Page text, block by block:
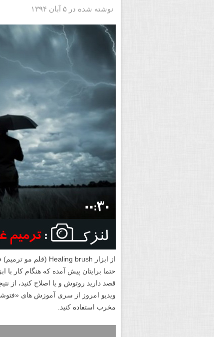
نوشته شده در ۵ آبان ۱۳۹۴
قصد دارید روتوش و یا اصلاح کنید، از
مخرب استفاده کنید.